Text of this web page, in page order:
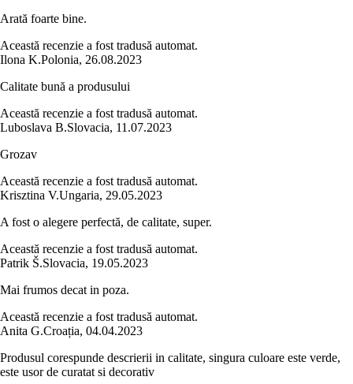
Arată foarte bine.
Această recenzie a fost tradusă automat.
Ilona K.Polonia, 26.08.2023
Calitate bună a produsului
Această recenzie a fost tradusă automat.
Luboslava B.Slovacia, 11.07.2023
Grozav
Această recenzie a fost tradusă automat.
Krisztina V.Ungaria, 29.05.2023
A fost o alegere perfectă, de calitate, super.
Această recenzie a fost tradusă automat.
Patrik Š.Slovacia, 19.05.2023
Mai frumos decat in poza.
Această recenzie a fost tradusă automat.
Anita G.Croația, 04.04.2023
Produsul corespunde descrierii in calitate, singura culoare este verde,
este usor de curatat si decorativ